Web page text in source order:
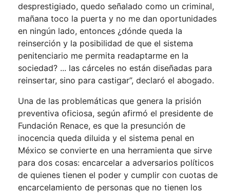
desprestigiado, quedo señalado como un criminal,
mañana toco la puerta y no me dan oportunidades
en ningún lado, entonces ¿dónde queda la
reinserción y la posibilidad de que el sistema
penitenciario me permita readaptarme en la
sociedad? ... las cárceles no están diseñadas para
reinsertar, sino para castigar”, declaró el abogado.
Una de las problemáticas que genera la prisión
preventiva oficiosa, según afirmó el presidente de
Fundación Renace, es que la presunción de
inocencia queda diluida y el sistema penal en
México se convierte en una herramienta que sirve
para dos cosas: encarcelar a adversarios políticos
de quienes tienen el poder y cumplir con cuotas de
encarcelamiento de personas que no tienen los